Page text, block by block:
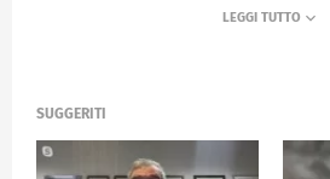
SUGGERITI